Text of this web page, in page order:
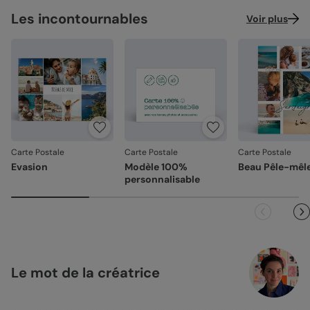
Les incontournables Voir plus
Carte Postale
Evasion
Carte Postale
Modèle 100%
personnalisable
Carte Postale
Beau Pêle-
Le mot de la créatrice